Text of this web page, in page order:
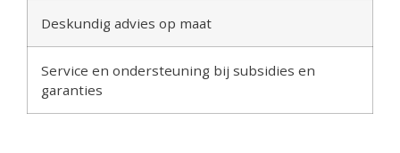
Deskundig advies op maat
Service en ondersteuning bij subsidies en
garanties